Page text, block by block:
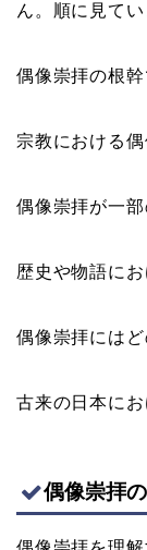
ん。順に見てい
偶像崇拝の根
宗教における
偶像崇拝が一
歴史や物語に
偶像崇拝には
古来の日本に
偶像崇拝